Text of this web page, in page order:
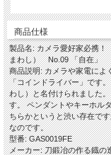
商品仕様
製品名: カメラ愛好家必携
まわし） No.09 「自在」
商品説明: カメラや家電によ
「コインドライバー」です
わし）と名付けられました
す。 ペンダントやキーホル
ちらかというと渋い存在で
なのです。
型番: GAS0019FE
メーカー: 刀鍛冶の作る鐡